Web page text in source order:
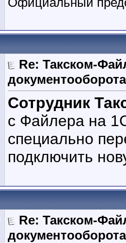
Re: Такском-
документооборота
Сотрудник
с Файлера на
специально
подключить
Re: Такском-
документооборота